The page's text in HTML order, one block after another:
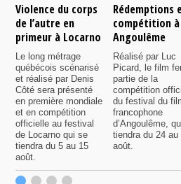
Violence du corps
de l’autre en
primeur à Locarno
Le long métrage
québécois scénarisé
et réalisé par Denis
Côté sera présenté
en première mondiale
et en compétition
officielle au festival
de Locarno qui se
tiendra du 5 au 15
août.
Rédemptions
compétition à
Angoulême
Réalisé par Luc
Picard, le film
partie de la
compétition
du festival du
francophone
d’Angoulême,
tiendra du 24 au
août.